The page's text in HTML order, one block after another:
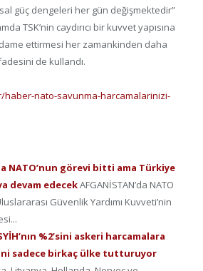
güç dengeleri her gün değişmektedir”
TSK’nin caydırıcı bir kuvvet yapısına
ettirmesi her zamankinden daha
de kullandı.
nato-savunma-harcamalarinizi-
NATO’nun görevi bitti ama Türkiye
devam edecekAFGANİSTAN’da NATO
Güvenlik Yardımı Kuvveti’nin
%2’sini askeri harcamalara
sadece birkaç ülke tutturuyor